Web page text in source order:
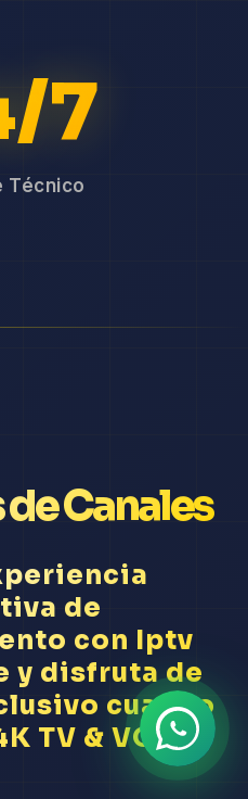
7
Técnico
Canales
de
con Iptv
y disfruta de
cuando
TV & VODs.